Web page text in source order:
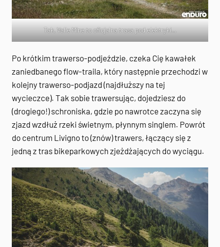
Tak, Valle Mine to oficjalna trasa pod elektryki…
Po krótkim trawerso-podjeździe, czeka Cię kawałek
zaniedbanego flow-traila, który następnie przechodzi w
kolejny trawerso-podjazd (najdłuższy na tej
wycieczce). Tak sobie trawersując, dojedziesz do
(drogiego!) schroniska, gdzie po nawrotce zaczyna się
zjazd wzdłuż rzeki świetnym, płynnym singlem. Powrót
do centrum Livigno to (znów) trawers, łączący się z
jedną z tras bikeparkowych zjeżdżających do wyciągu.